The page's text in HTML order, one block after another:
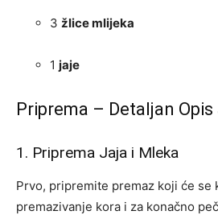
3 žlice mlijeka
1 jaje
Priprema – Detaljan
1. Priprema Jaja i Mleka
Prvo, pripremite premaz koji će se
premazivanje kora i za konačno